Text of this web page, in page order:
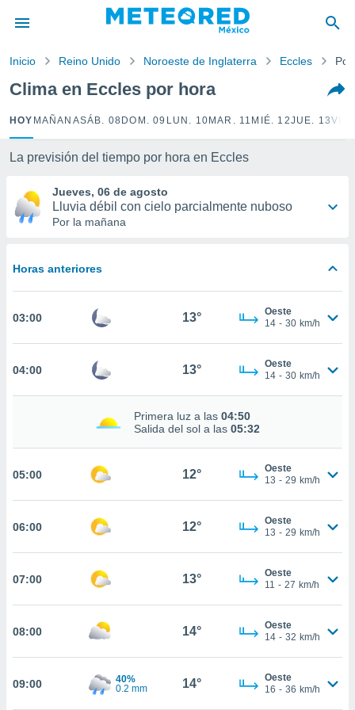
ha sido
la
que se
calidad.
las
la
ya sean
nuestros
como
CONFIGURACIÓN
Inicio Reino Unido Noroeste de Inglaterra Eccles
Clima en Eccles por hora
HOY MAÑANASÁB. 08 DOM. 09 LUN. 10 MAR. 11 MIÉ. 12JUE. 13VIE.
La previsión del tiempo por hora en Eccles
Jueves, 06 de agosto
Lluvia débil con cielo parcialmente nuboso
Por la mañana
Horas anteriores
03:00 13°
Oeste
14 - 30 km/h
04:00 13°
Oeste
14 - 30 km/h
Primera luz a las 04:50
Salida del sol a las 05:32
05:00 12°
Oeste
13 - 29 km/h
06:00 12°
Oeste
13 - 29 km/h
07:00 13°
Oeste
11 - 27 km/h
08:00 14°
Oeste
14 - 32 km/h
09:00
40%
0.2 mm
14°
Oeste
16 - 36 km/h